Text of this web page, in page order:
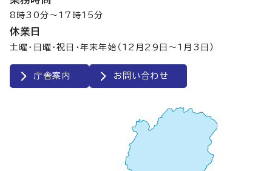
8時30分～17時15分
休業日
土曜・日曜・祝日・年末年始（12月29日～1月3日）
庁舎案内 お問い合わせ